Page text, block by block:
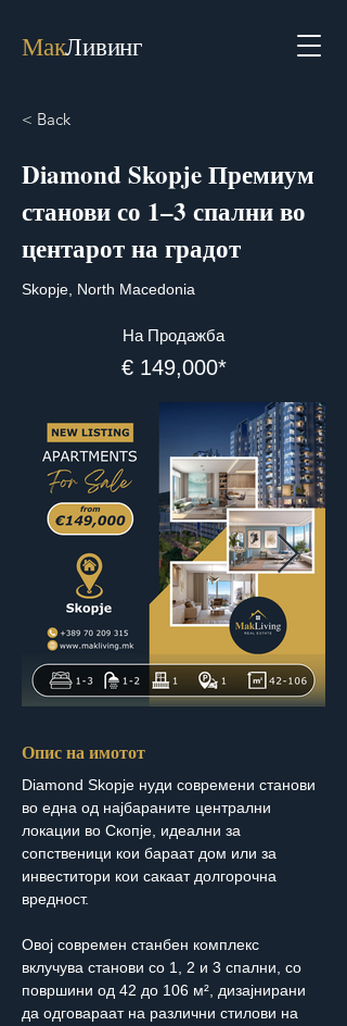
МакЛивинг
< Back
Diamond Skopje Премиум
станови со 1–3 спални во
центарот на градот
Skopje, North Macedonia
На Продажба
€ 149,000*
Опис на имотот
Diamond Skopje нуди современи станови
во една од најбараните централни
локации во Скопје, идеални за
сопственици кои бараат дом или за
инвеститори кои сакаат долгорочна
вредност.
Овој современ станбен комплекс
вклучува станови со 1, 2 и 3 спални, со
површини од 42 до 106 м², дизајнирани
да одговараат на различни стилови на